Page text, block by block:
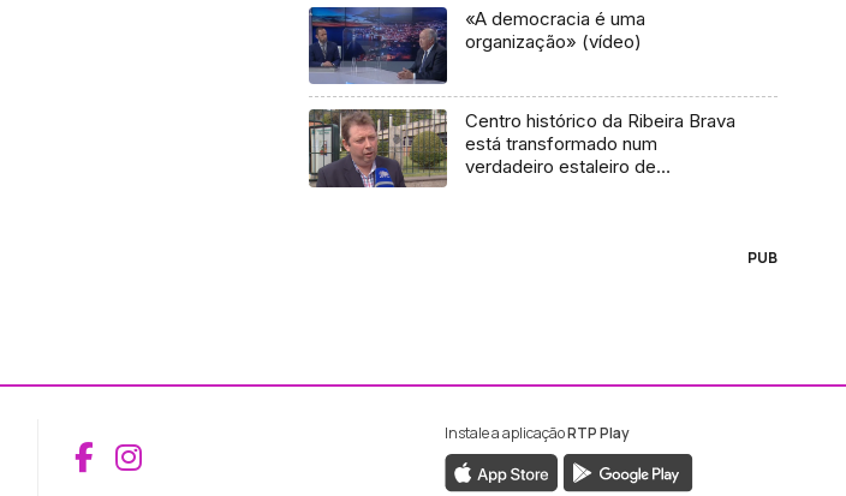
«A democracia é uma
organização» (vídeo)
Centro histórico da Ribeira Brava
está transformado num
verdadeiro estaleiro de
PUB
Aceder ao Facebook da RTP Madeira
Aceder ao Instagram da RTP Madeira
Instale a aplicaçãoRTP Play